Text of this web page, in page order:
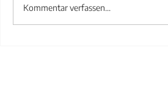
Treppengeländer aus Stahl
Kommentar verfassen...